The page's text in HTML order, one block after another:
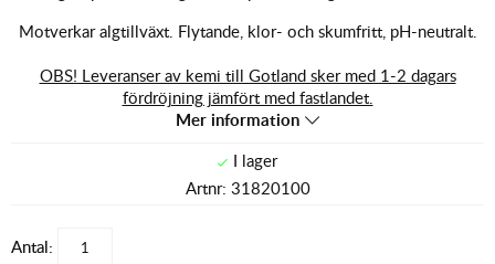
Motverkar algtillväxt. Flytande, klor- och skumfritt, pH-neutralt.
OBS! Leveranser av kemi till Gotland sker med 1-2 dagars
fördröjning jämfört med fastlandet.
Mer information
Artnr: 31820100
Antal: